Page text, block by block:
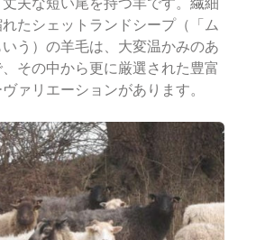
たシェットランドシープ（「ム
う）の羊毛は、大変温かみのあ
その中から更に厳選された豊富
ァリエーションがあります。